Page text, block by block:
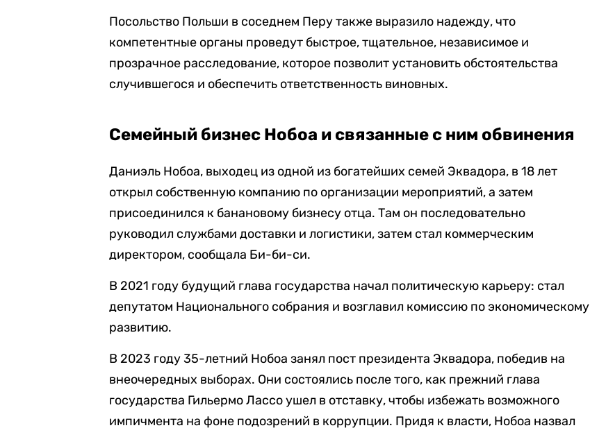
Посольство Польши в соседнем Перу также выразило надежду, что
компетентные органы проведут быстрое, тщательное, независимое и
прозрачное расследование, которое позволит установить обстоятельства
случившегося и обеспечить ответственность виновных.
Семейный бизнес Нобоа и связанные с ним обвинения
Даниэль Нобоа, выходец из одной из богатейших семей Эквадора, в 18 лет
открыл собственную компанию по организации мероприятий, а затем
присоединился к банановому бизнесу отца. Там он последовательно
руководил службами доставки и логистики, затем стал коммерческим
директором, сообщала Би-би-си.
В 2021 году будущий глава государства начал политическую карьеру: стал
депутатом Национального собрания и возглавил комиссию по экономическому
развитию.
В 2023 году 35-летний Нобоа занял пост президента Эквадора, победив на
внеочередных выборах. Они состоялись после того, как прежний глава
государства Гильермо Лассо ушел в отставку, чтобы избежать возможного
импичмента на фоне подозрений в коррупции. Придя к власти, Нобоа назвал